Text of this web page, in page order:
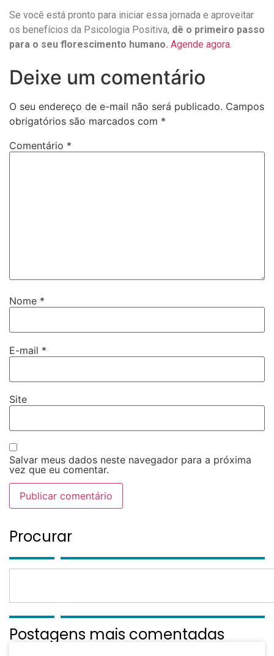
Se você está pronto para iniciar essa jornada e aproveitar
os benefícios da Psicologia Positiva, dê o primeiro passo
para o seu florescimento humano. Agende agora.
Deixe um comentário
O seu endereço de e-mail não será publicado. Campos
obrigatórios são marcados com *
Comentário *
Nome *
E-mail *
Site
Salvar meus dados neste navegador para a próxima
vez que eu comentar.
Procurar
Postagens mais comentadas